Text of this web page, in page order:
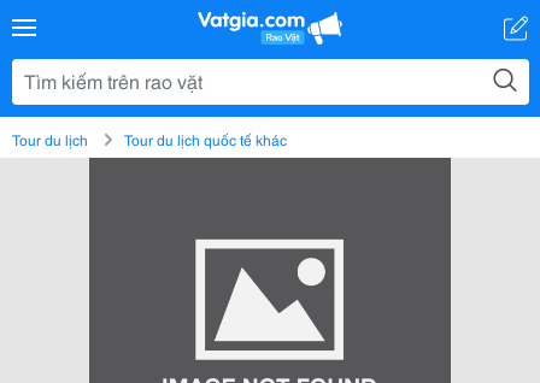
Tour du lịch Tour du lịch quốc tế khác